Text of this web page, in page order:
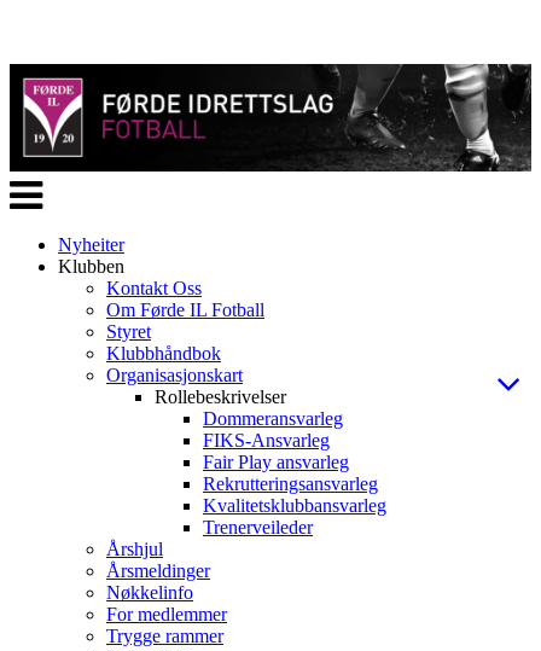
Veksle
navigasjon
Nyheiter
Klubben
Kontakt Oss
Om Førde IL Fotball
Styret
Klubbhåndbok
Organisasjonskart
Rollebeskrivelser
Dommeransvarleg
FIKS-Ansvarleg
Fair Play ansvarleg
Rekrutteringsansvarleg
Kvalitetsklubbansvarleg
Trenerveileder
Årshjul
Årsmeldinger
Nøkkelinfo
For medlemmer
Trygge rammer